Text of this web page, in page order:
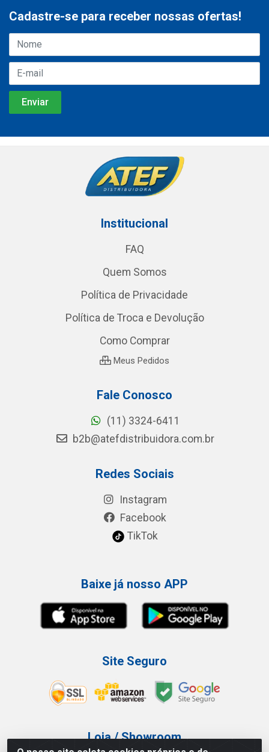
Cadastre-se para receber nossas ofertas!
Institucional
FAQ
Quem Somos
Política de Privacidade
Política de Troca e Devolução
Como Comprar
Meus Pedidos
Fale Conosco
(11) 3324-6411
b2b@atefdistribuidora.com.br
Redes Sociais
Instagram
Facebook
TikTok
Baixe já nosso APP
Site Seguro
Loja / Showroom